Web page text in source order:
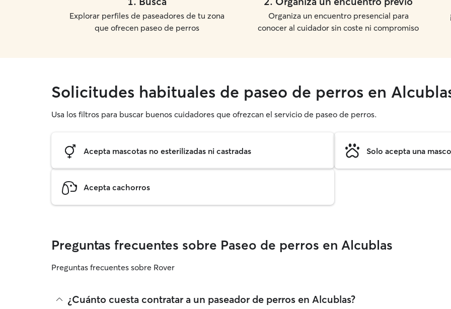
Explorar perfiles de paseadores de tu zona
que ofrecen paseo de perros
Organiza un encuentro presencial para
conocer al cuidador sin coste ni compromiso
Solicitudes habituales de paseo de perros en
Usa los filtros para buscar buenos cuidadores que ofrezcan el servicio de paseo de perros.
Acepta mascotas no esterilizadas ni castradas Solo acepta una
Acepta cachorros
Preguntas frecuentes sobre Paseo de perros en Alcublas
Preguntas frecuentes sobre Rover
¿Cuánto cuesta contratar a un paseador de perros en Alcublas?